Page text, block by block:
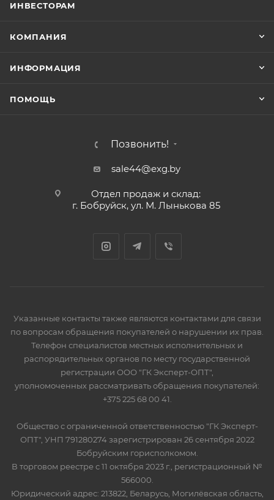
ИНВЕСТОРАМ
КОМПАНИЯ
ИНФОРМАЦИЯ
ПОМОЩЬ
Позвонить!
sale44@exg.by
Отдел продаж и склад:
г. Бобруйск, ул. М. Лынькова 85
Указанные контакты также являются контактами для связи
по вопросам обращения покупателей о нарушении их прав.
Телефон специалистов местных исполнительных и
распорядительных органов по месту государственной
регистрации ООО "ГК Эксперт-ОПТ",
уполномоченных рассматривать обращения покупателей:
+375 225 68 00 41.
Общество с ограниченной ответственностью "ГК Эксперт-
ОПТ", УНП 791280274 зарегистрирован 26 сентября 2022
Бобруйским горисполкомом.
В торговом реестре с 11 октября 2023 г., регистрационный №
566000.
Юридический адрес: 213822, Беларусь, Могилёвская область,